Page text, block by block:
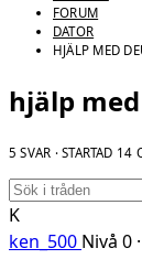
FORUM
DATOR
HJÄLP MED
hjälp
5 SVAR · STARTAD 14
K
ken_500 Nivå 0